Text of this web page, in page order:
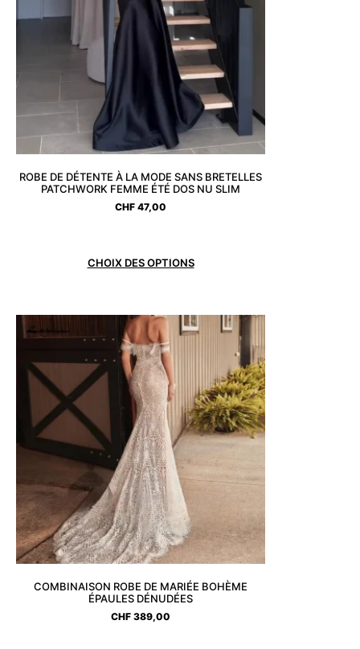
ROBE DE DÉTENTE À LA MODE SANS BRETELLES
PATCHWORK FEMME ÉTÉ DOS NU SLIM
CHF 47,00
CHOIX DES OPTIONS
COMBINAISON ROBE DE MARIÉE BOHÈME
ÉPAULES DÉNUDÉES
CHF 389,00